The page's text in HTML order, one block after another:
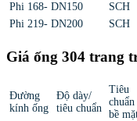
Phi 168- DN150
SCH
Phi 219- DN200
SCH
Giá ống 304 trang
Đường
kính ống
Độ dày/
tiêu chuẩn
Tiêu
chuẩn
bề